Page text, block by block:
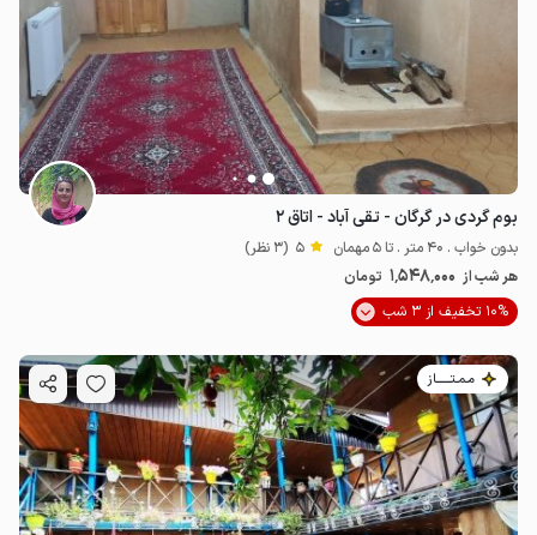
بوم گردی در گرگان - تقی آباد - اتاق ۲
بدون خواب . 40 متر . تا 5 مهمان 5 (3 نظر)
هر شب از 1٬548٬000 تومان
10% تخفیف از 3 شب
مـمـتــــــاز